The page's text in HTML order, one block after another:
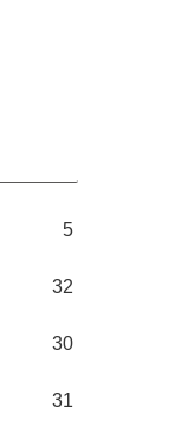
5
32
30
31